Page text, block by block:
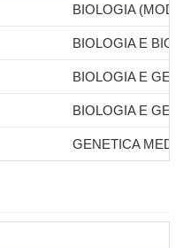
BIOLOGIA
BIOLOGIA E
BIOLOGIA E
BIOLOGIA E
GENETICA